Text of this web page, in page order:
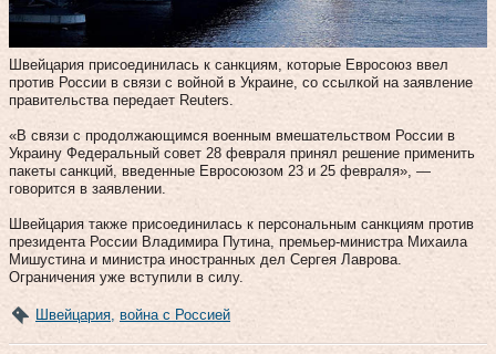
Швейцария присоединилась к санкциям, которые Евросоюз ввел
против России в связи с войной в Украине, со ссылкой на заявление
правительства передает Reuters.
«В связи с продолжающимся военным вмешательством России в
Украину Федеральный совет 28 февраля принял решение применить
пакеты санкций, введенные Евросоюзом 23 и 25 февраля», —
говорится в заявлении.
Швейцария также присоединилась к персональным санкциям против
президента России Владимира Путина, премьер-министра Михаила
Мишустина и министра иностранных дел Сергея Лаврова.
Ограничения уже вступили в силу.
Швейцария война с Россией